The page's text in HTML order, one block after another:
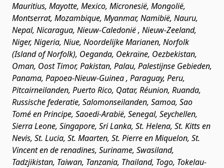
Mauritius, Mayotte, Mexico, Micronesië, Mongolië,
Montserrat, Mozambique, Myanmar, Namibië, Nauru,
Nepal, Nicaragua, Nieuw-Caledonië , Nieuw-Zeeland,
Niger, Nigeria, Niue, Noordelijke Marianen, Norfolk
(Island of Norfolk), Oeganda, Oekraïne, Oezbekistan,
Oman, Oost Timor, Pakistan, Palau, Palestijnse Gebieden,
Panama, Papoea-Nieuw-Guinea , Paraguay, Peru,
Pitcairneilanden, Puerto Rico, Qatar, Réunion, Ruanda,
Russische federatie, Salomonseilanden, Samoa, Sao
Tomé en Principe, Saoedi-Arabië, Senegal, Seychellen,
Sierra Leone, Singapore, Sri Lanka, St. Helena, St. Kitts en
Nevis, St. Lucia, St. Maarten, St. Pierre en Miquelon, St.
Vincent en de renadines, Suriname, Swasiland,
Tadzjikistan, Taiwan, Tanzania, Thailand, Togo, Tokelau-